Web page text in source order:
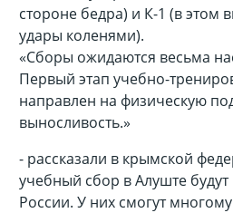
стороне бедра) и К-1 (в этом
удары коленями).
«Сборы ожидаются весьма
Первый этап учебно-
направлен на физическую
выносливость.»
- рассказали в крымской
учебный сбор в Алуште
России. У них смогут